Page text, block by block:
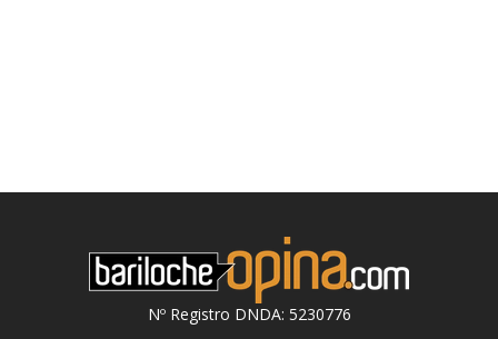
Nº Registro DNDA: 5230776